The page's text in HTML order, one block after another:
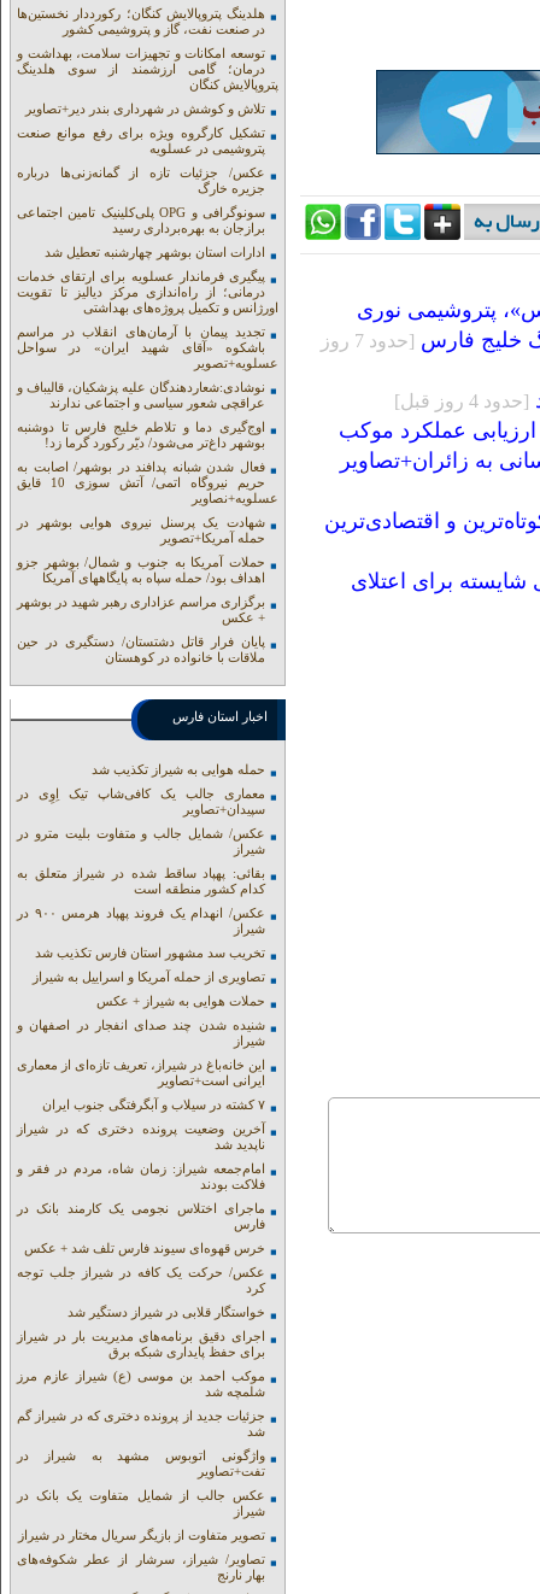
پتروشیمی نوری
خلیج فارس
[حدود 7 روز
[حدود 4 روز قبل]
عملکرد موکب
به زائران+تصاویر
و اقتصادی‌ترین
برای اعتلای
هلدینگ پتروپالایش کنگان؛ رکورددار نخستین‌ها
در صنعت نفت، گاز و پتروشیمی کشور
توسعه امکانات و تجهیزات سلامت، بهداشت و
درمان؛ گامی ارزشمند از سوی هلدینگ
پتروپالایش کنگان
تلاش و کوشش در شهرداری بندر دیر+تصاویر
تشکیل کارگروه ویژه برای رفع موانع صنعت
پتروشیمی در عسلویه
عکس/ جزئیات تازه از گمانه‌زنی‌ها درباره
جزیره خارگ
سونوگرافی و OPG پلی‌کلینیک تامین اجتماعی
برازجان به بهره‌برداری رسید
ادارات استان بوشهر چهارشنبه تعطیل شد
پیگیری فرماندار عسلویه برای ارتقای خدمات
درمانی؛ از راه‌اندازی مرکز دیالیز تا تقویت
اورژانس و تکمیل پروژه‌های بهداشتی
تجدید پیمان با آرمان‌های انقلاب در مراسم
باشکوه «آقای شهید ایران» در سواحل
عسلویه+تصویر
نوشادی:شعاردهندگان علیه پزشکیان، قالیباف و
عراقچی شعور سیاسی و اجتماعی ندارند
اوج‌گیری دما و تلاطم خلیج فارس تا دوشنبه
بوشهر داغ‌تر می‌شود/ دیّر رکورد گرما زد!
فعال شدن شبانه پدافند در بوشهر/ اصابت به
حریم نیروگاه اتمی/ آتش سوزی 10 قایق
عسلویه+نصاویر
شهادت یک پرسنل نیروی هوایی بوشهر در
حمله آمریکا+تصویر
حملات آمریکا به جنوب و شمال/ بوشهر جزو
اهداف بود/ حمله سپاه به پایگاههای آمریکا
برگزاری مراسم عزاداری رهبر شهید در بوشهر
+ عکس
پایان فرار قاتل دشتستان/ دستگیری در حین
ملاقات با خانواده در کوهستان
اخبار استان فارس
حمله هوایی به شیراز تکذیب شد
معماری جالب یک کافی‌شاپ تیک اِوِی در
سپیدان+تصاویر
عکس/ شمایل جالب و متفاوت بلیت مترو در
شیراز
بقائی: پهپاد ساقط شده در شیراز متعلق به
کدام کشور منطقه است
عکس/ انهدام یک فروند پهپاد هرمس ۹۰۰ در
شیراز
تخریب سد مشهور استان فارس تکذیب شد
تصاویری از حمله آمریکا و اسراییل به شیراز
حملات هوایی به شیراز + عکس
شنیده شدن چند صدای انفجار در اصفهان و
شیراز
این خانه‌باغ در شیراز، تعریف تازه‌ای از معماری
ایرانی است+تصاویر
۷ کشته در سیلاب و آبگرفتگی جنوب ایران
آخرین وضعیت پرونده دختری که در شیراز
ناپدید شد
امام‌جمعه شیراز: زمان شاه، مردم در فقر و
فلاکت بودند
ماجرای اختلاس نجومی یک کارمند بانک در
فارس
خرس قهوه‌ای سیوند فارس تلف شد + عکس
عکس/ حرکت یک کافه در شیراز جلب توجه
کرد
خواستگار قلابی در شیراز دستگیر شد
اجرای دقیق برنامه‌های مدیریت بار در شیراز
برای حفظ پایداری شبکه برق
موکب احمد بن موسی (ع) شیراز عازم مرز
شلمچه شد
جزئیات جدید از پرونده دختری که در شیراز گم
شد
واژگونی اتوبوس مشهد به شیراز در
تفت+تصاویر
عکس جالب از شمایل متفاوت یک بانک در
شیراز
تصویر متفاوت از بازیگر سریال مختار در شیراز
تصاویر/ شیراز، سرشار از عطر شکوفه‌های
بهار نارنج